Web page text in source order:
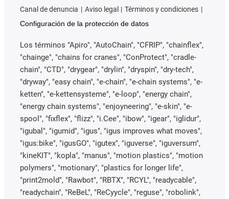
Canal de denuncia
Aviso legal
Términos y condiciones
Configuración de la protección de datos
Los términos "Apiro", "AutoChain", "CFRIP", "chainflex",
"chainge", "chains for cranes", "ConProtect", "cradle-
chain", "CTD", "drygear", "drylin", "dryspin", "dry-tech",
"dryway", "easy chain", "e-chain", "e-chain systems", "e-
ketten", "e-kettensysteme", "e-loop", "energy chain",
"energy chain systems", "enjoyneering", "e-skin", "e-
spool", "fixflex", "flizz", "i.Cee", "ibow", "igear", "iglidur",
"igubal", "igumid", "igus", "igus improves what moves",
"igus:bike", "igusGO", "igutex", "iguverse", "iguversum",
"kineKIT", "kopla", "manus", "motion plastics", "motion
polymers", "motionary", "plastics for longer life",
"print2mold", "Rawbot", "RBTX", "RCYL", "readycable",
"readychain", "ReBeL", "ReCyycle", "reguse", "robolink",